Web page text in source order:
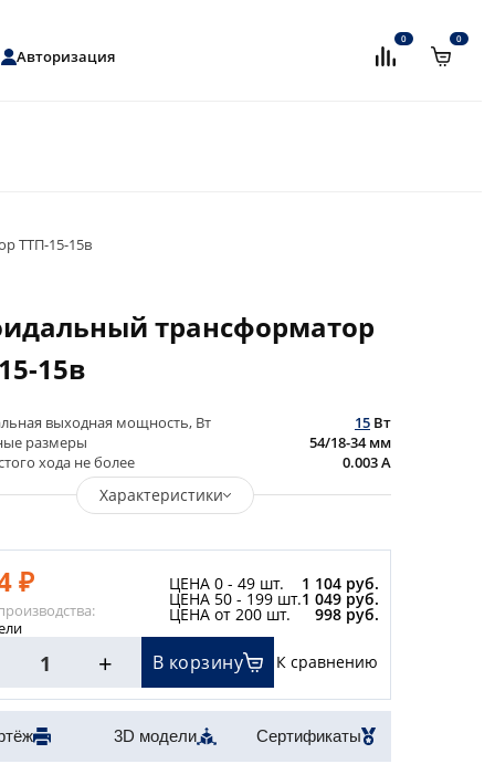
Авторизация
0
Перейти в сравнение
Перейти в
0
ТТП-15-15в
трансформатор
15в
выходная мощность, Вт 15 Вт
размеры
54/18-34мм
хода не более
0.003А
Характеристики
₽ ЦЕНА 0 - 49 шт. 1 104 руб.
ЦЕНА 50 - 199 шт.1 049 руб.
ЦЕНА от 200 шт. 998 руб.
+ В корзину К сравнению
3D модели Сертификаты